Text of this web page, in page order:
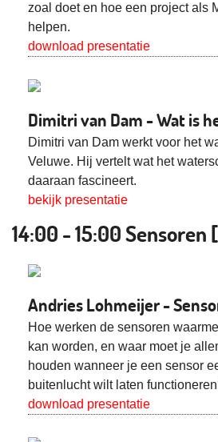
zoal doet en hoe een project als
helpen.
download presentatie
Dimitri van Dam - Wat is
Dimitri van Dam werkt voor het
Veluwe. Hij vertelt wat het
daaraan fascineert.
bekijk presentatie
14:00 - 15:00
Andries Lohmeijer -
Hoe werken de sensoren
kan worden, en waar moet je
houden wanneer je een sensor
buitenlucht wilt laten
download presentatie